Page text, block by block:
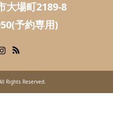
大場町2189-8
予約専用)
Rights Reserved.